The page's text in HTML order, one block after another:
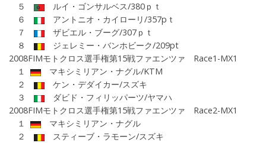
５
ルイ・ゴンサルベス/380ｐｔ
６
アントニオ・カイローリ/357pｔ
７
ザビエル・ブーグ/307ｐｔ
８
ジェレミー・バンホビーク/209pt
2008FIMモトクロス選手権第15戦ファエンツァ Race1-MX1
１
マキシミリアン・ナグル/KTM
２
ケン・デダイカー/スズキ
３
ダビド・フィリッパーツ/ヤマハ
2008FIMモトクロス選手権第15戦ファエンツァ Race2-MX1
１
マキシミリアン・ナグル
２
スティーブ・ラモーン/スズキ